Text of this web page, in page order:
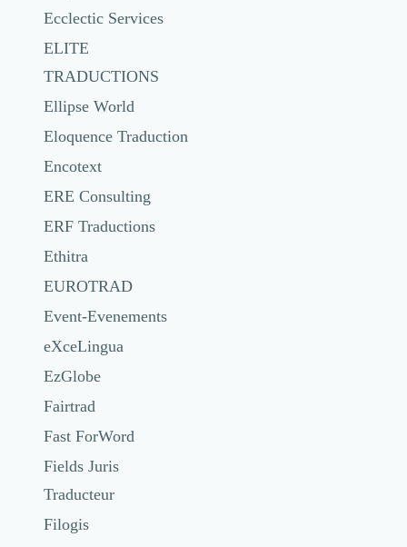
Ecclectic Services
ELITE
TRADUCTIONS
Ellipse World
Eloquence Traduction
Encotext
ERE Consulting
ERF Traductions
Ethitra
EUROTRAD
Event-Evenements
eXceLingua
EzGlobe
Fairtrad
Fast ForWord
Fields Juris
Traducteur
Filogis